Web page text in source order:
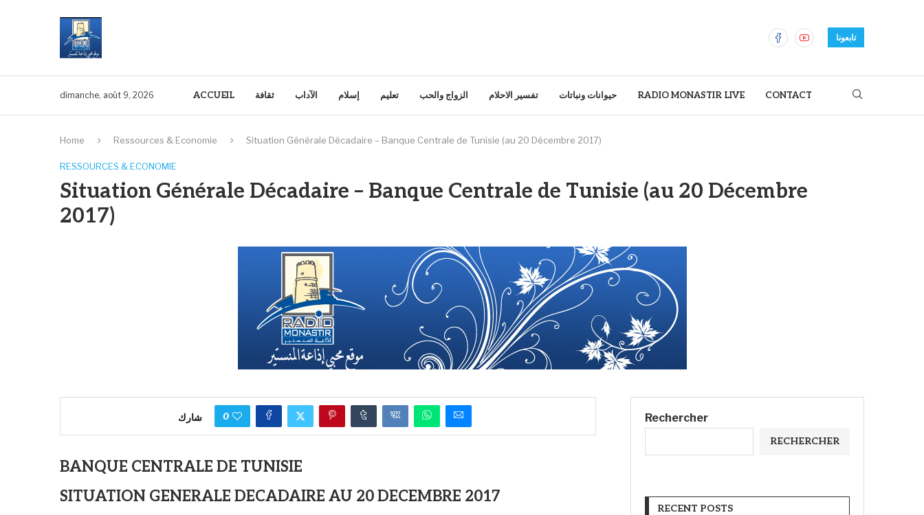
تابعونا
dimanche, août 9, 2026 ACCUEIL ثقافة الآداب إسلام تعليم الزواج والحب تفسير الاحلام حيوانات ونباتات RADIO MONASTIR LIVE CONTACT
Home Ressources & Economie Situation Générale Décadaire – Banque Centrale de Tunisie (au 20 Décembre 2017)
RESSOURCES & ECONOMIE
Situation Générale Décadaire – Banque Centrale de Tunisie (au 20 Décembre
2017)
شارك 0
BANQUE CENTRALE DE TUNISIE
SITUATION GENERALE DECADAIRE AU 20 DECEMBRE 2017
Rechercher
RECHERCHER
RECENT POSTS